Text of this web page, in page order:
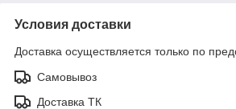
Условия доставки
Доставка осуществляется только по
Самовывоз
Доставка ТК